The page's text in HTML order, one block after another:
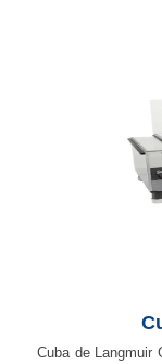
Cuba de Langmuir